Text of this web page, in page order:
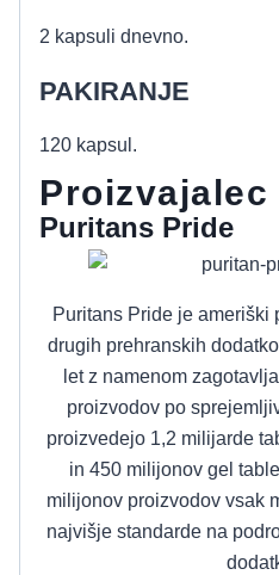
2 kapsuli dnevno.
PAKIRANJE
120 kapsul.
Proizvajalec
Puritans Pride
Puritans Pride je ameriški
drugih prehranskih
let z namenom
proizvodov po
proizvedejo 1,2 milijarde
in 450 milijonov gel
milijonov proizvodov vsak
najvišje standarde na